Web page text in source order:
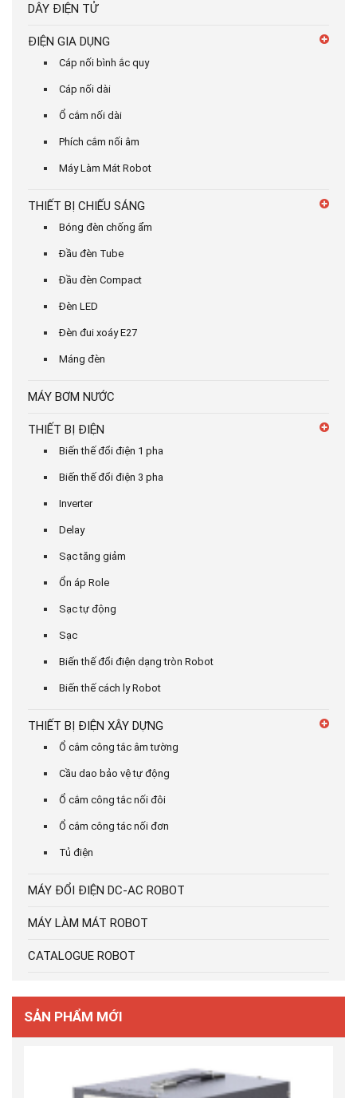
DÂY ĐIỆN TỬ
ĐIỆN GIA DỤNG
Cáp nối bình ắc quy
Cáp nối dài
Ổ cắm nối dài
Phích cắm nối âm
Máy Làm Mát Robot
THIẾT BỊ CHIẾU SÁNG
Bóng đèn chống ẩm
Đầu đèn Tube
Đầu đèn Compact
Đèn LED
Đèn đui xoáy E27
Máng đèn
MÁY BƠM NƯỚC
THIẾT BỊ ĐIỆN
Biến thế đổi điện 1 pha
Biến thế đổi điện 3 pha
Inverter
Delay
Sạc tăng giảm
Ổn áp Role
Sạc tự động
Sạc
Biến thế đổi điện dạng tròn Robot
Biến thế cách ly Robot
THIẾT BỊ ĐIỆN XÂY DỰNG
Ổ cắm công tắc âm tường
Cầu dao bảo vệ tự động
Ổ cắm công tắc nối đôi
Ổ cắm công tác nối đơn
Tủ điện
MÁY ĐỔI ĐIỆN DC-AC ROBOT
MÁY LÀM MÁT ROBOT
CATALOGUE ROBOT
SẢN PHẨM MỚI